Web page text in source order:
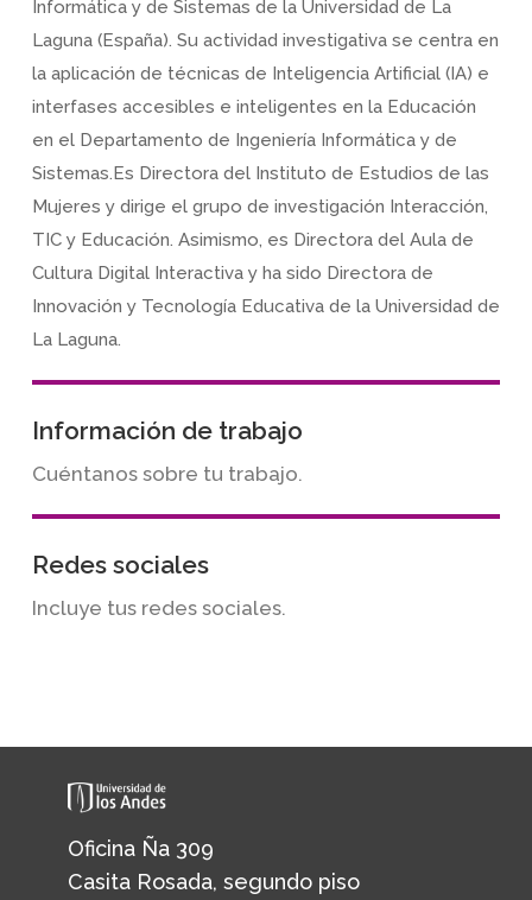
Informática y de Sistemas de la Universidad de La
Laguna (España). Su actividad investigativa se centra en
la aplicación de técnicas de Inteligencia Artificial (IA) e
interfases accesibles e inteligentes en la Educación
en el Departamento de Ingeniería Informática y de
Sistemas.Es Directora del Instituto de Estudios de las
Mujeres y dirige el grupo de investigación Interacción,
TIC y Educación. Asimismo, es Directora del Aula de
Cultura Digital Interactiva y ha sido Directora de
Innovación y Tecnología Educativa de la Universidad de
La Laguna.
Información de trabajo
Cuéntanos sobre tu trabajo.
Redes sociales
Incluye tus redes sociales.
Oficina Ña 309
Casita Rosada, segundo piso